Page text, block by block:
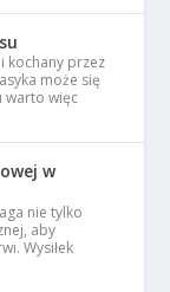
kochany przez
może się
warto więc
w
nie tylko
aby
Wysiłek